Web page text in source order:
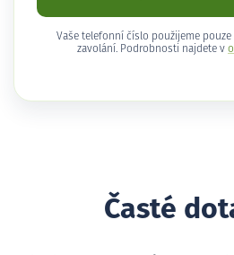
Vaše telefonní číslo použijeme
zavolání. Podrobnosti najdete v
Časté